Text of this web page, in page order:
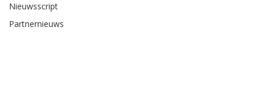
Nieuwsscript
Partnernieuws